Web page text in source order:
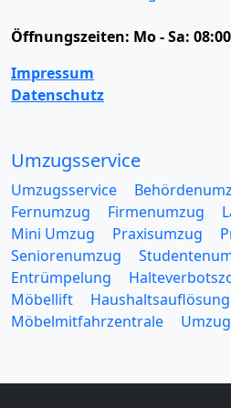
Öffnungszeiten: Mo - Sa:
Impressum
Datenschutz
Umzugsservice
Umzugsservice
Fernumzug
Firmenumzug
Mini Umzug
Praxisumzug
Seniorenumzug
Entrümpelung
Möbellift
Haushaltsauflösung
Möbelmitfahrzentrale